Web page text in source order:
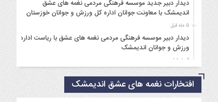
دیدار دبیر جدید موسسه فرهنگی مردمی نغمه های عشق
اندیمشک با معاونت جوانان اداره کل ورزش و جوانان خوزستان
5 ماه قبل
دیدار دبیر موسسه فرهنگی مردمی نغمه های عشق با ریاست اداره
ورزش و جوانان اندیمشک
6 ماه قبل
مراسم دورهمی خانوادگی با عنوان کافه شادی مهدوی به مناسبت
نیمه شعبان و دهه فجر و هفته ی جوان در اندیمشک برگزار شد.
6 ماه قبل
افتخارات نغمه های عشق اندیمشک